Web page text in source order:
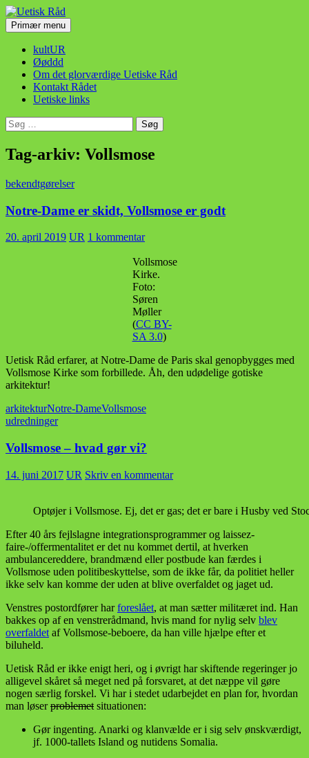
Hop
til
indhold
Uetisk Råd
SøgPrimær menu
kultUR
Øøddd
Om det glorværdige Uetiske Råd
Kontakt Rådet
Uetiske links
Søg
efter:
Tag-arkiv: Vollsmose
bekendtgørelser
Notre-Dame er skidt, Vollsmose er godt
20. april 2019 UR 1 kommentar
Vollsmose
Kirke.
Foto:
Søren
Møller
(CC BY-
SA 3.0)
Uetisk Råd erfarer, at Notre-Dame de Paris skal genopbygges med
Vollsmose Kirke som forbillede. Åh, den udødelige gotiske
arkitektur!
arkitekturNotre-DameVollsmose
udredninger
Vollsmose – hvad gør vi?
14. juni 2017 UR Skriv en kommentar
Optøjer i Vollsmose. Ej, det er gas; det er bare i Husby ved
Efter 40 års fejlslagne integrationsprogrammer og laissez-
faire-/offermentalitet er det nu kommet dertil, at hverken
ambulancereddere, brandmænd eller postbude kan færdes i
Vollsmose uden politibeskyttelse, som de ikke får, da politiet heller
ikke selv kan komme der uden at blive overfaldet og jaget ud.
Venstres postordfører harforeslået, at man sætter militæret ind. Han
bakkes op af en venstrerådmand, hvis mand for nylig selv blev
overfaldet af Vollsmose-beboere, da han ville hjælpe efter et
biluheld.
Uetisk Råd er ikke enigt heri, og i øvrigt har skiftende regeringer jo
alligevel skåret så meget ned på forsvaret, at det næppe vil gøre
nogen særlig forskel. Vi har i stedet udarbejdet en plan for, hvordan
man løserproblemet situationen:
Gør ingenting. Anarki og klanvælde er i sig selv ønskværdigt,
jf. 1000-tallets Island og nutidens Somalia.